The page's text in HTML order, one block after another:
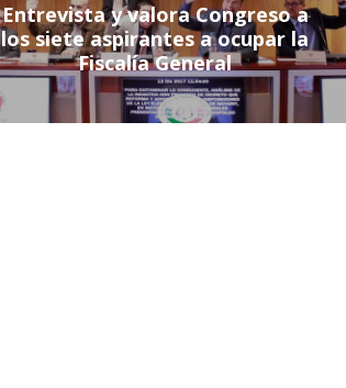
Entrevista y valora Congreso a
los siete aspirantes a ocupar la
Fiscalía General